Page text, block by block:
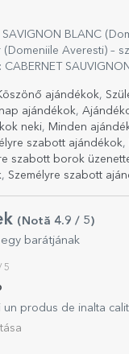
SAVIGNON BLANC
(Domeniile Averesti) –
ajándékok,
ajándékok,
neki, Minden
szabott ajándékok,
szabott borok
, Személyre szabott
(Notă 4.9 / 5)
barátjának
5
un produs de inalta